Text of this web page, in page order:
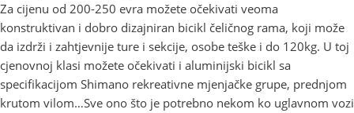
Za cijenu od 200-250 evra možete očekivati veoma
konstruktivan i dobro dizajniran bicikl čeličnog rama, koji može
da izdrži i zahtjevnije ture i sekcije, osobe teške i do 120kg. U toj
cjenovnoj klasi možete očekivati i aluminijski bicikl sa
specifikacijom Shimano rekreativne mjenjačke grupe, prednjom
krutom vilom…Sve ono što je potrebno nekom ko uglavnom vozi